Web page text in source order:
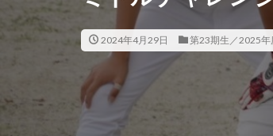
2024年4月29日 第23期生／2025年